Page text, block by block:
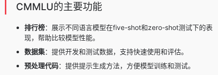
CMMLU的主要功能
排行榜：展示不同语言模型在five-shot和zero-shot测试下的表
现，帮助比较模型性能。
数据集：提供开发和测试数据，支持快速使用和评估。
预处理代码：提供提示生成方法，方便模型训练和测试。